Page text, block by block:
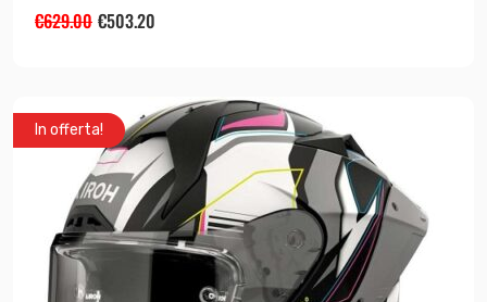
€629.00 €503.20
In offerta!